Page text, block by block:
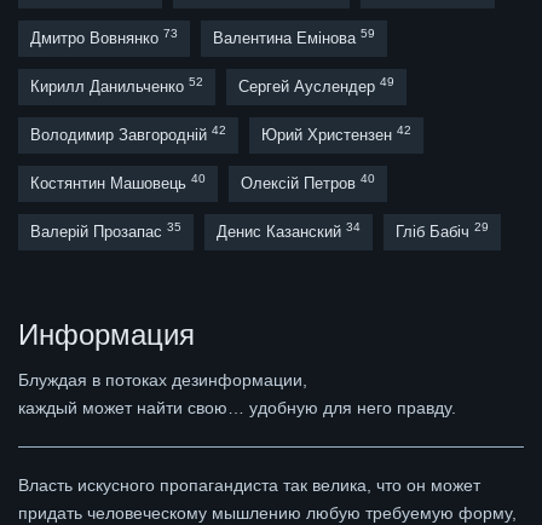
Дмитро Вовнянко 73 Валентина Емінова 59
Кирилл Данильченко 52 Сергей Ауслендер 49
Володимир Завгородній 42 Юрий Христензен 42
Костянтин Машовець 40 Олексій Петров 40
Валерій Прозапас 35 Денис Казанский 34 Гліб Бабіч 29
Информация
Блуждая в потоках дезинформации,
каждый может найти свою… удобную для него правду.
Власть искусного пропагандиста так велика, что он может
придать человеческому мышлению любую требуемую форму,